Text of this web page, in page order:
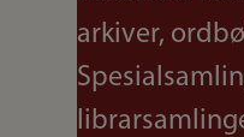
arkiver,